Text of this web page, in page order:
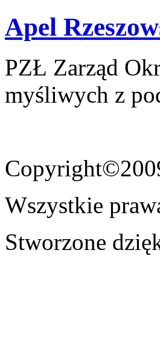
Apel
PZŁ Zarząd
myśliwych z
Wszystkie
Stworzone